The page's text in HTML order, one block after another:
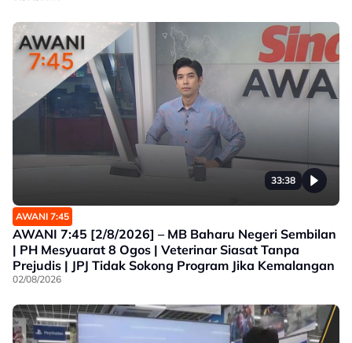
33:38
AWANI 7:45
AWANI 7:45 [2/8/2026] – MB Baharu Negeri Sembilan
| PH Mesyuarat 8 Ogos | Veterinar Siasat Tanpa
Prejudis | JPJ Tidak Sokong Program Jika Kemalangan
02/08/2026